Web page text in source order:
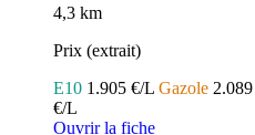
4,3 km
Prix (extrait)
E10 1.905 €/L Gazole
€/L
Ouvrir la fiche